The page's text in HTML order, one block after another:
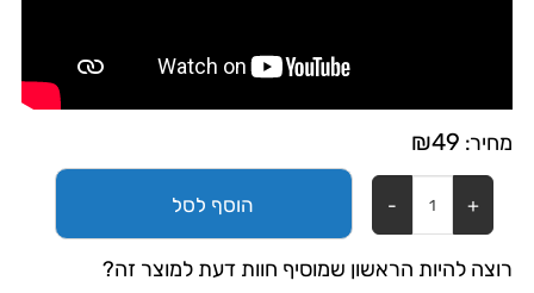
מחיר: ₪49
הוסף לסל
רוצה להיות הראשון שמוסיף חוות דעת למוצר זה?